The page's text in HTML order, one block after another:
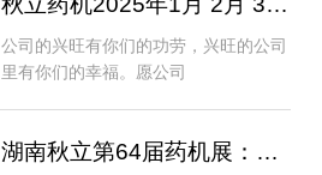
公司的兴旺有你们的功劳，兴旺的公司
里有你们的幸福。愿公司
湖南秋立第64届药机展：展会大放异彩，合